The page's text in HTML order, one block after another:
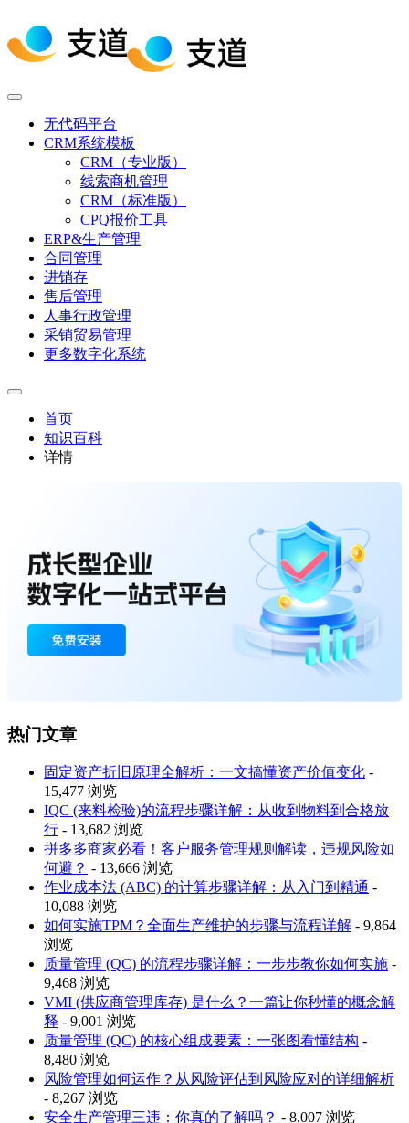
无代码平台
CRM系统模板
CRM（专业版）
线索商机管理
CRM（标准版）
CPQ报价工具
ERP&生产管理
合同管理
进销存
售后管理
人事行政管理
采销贸易管理
更多数字化系统
首页
知识百科
详情
热门文章
固定资产折旧原理全解析：一文搞懂资产价值变化 -
15,477 浏览
IQC (来料检验)的流程步骤详解：从收到物料到合格放
行 - 13,682 浏览
拼多多商家必看！客户服务管理规则解读，违规风险如
何避？ - 13,666 浏览
作业成本法 (ABC) 的计算步骤详解：从入门到精通 -
10,088 浏览
如何实施TPM？全面生产维护的步骤与流程详解 - 9,864
浏览
质量管理 (QC) 的流程步骤详解：一步步教你如何实施 -
9,468 浏览
VMI (供应商管理库存) 是什么？一篇让你秒懂的概念解
释 - 9,001 浏览
质量管理 (QC) 的核心组成要素：一张图看懂结构 -
8,480 浏览
风险管理如何运作？从风险评估到风险应对的详细解析
- 8,267 浏览
安全生产管理三违：你真的了解吗？ - 8,007 浏览